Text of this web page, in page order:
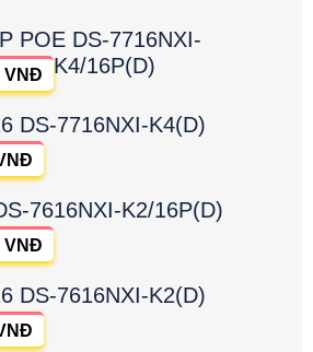
POE DS-7716NXI-
K4/16P(D)
VNĐ
DS-7716NXI-K4(D)
7616NXI-K2/16P(D)
VNĐ
DS-7616NXI-K2(D)